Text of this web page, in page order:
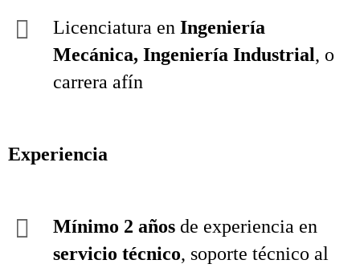
Licenciatura en Ingeniería
Mecánica, Ingeniería Industrial, o
carrera afín
Experiencia
Mínimo 2 años de experiencia en
servicio técnico, soporte técnico al